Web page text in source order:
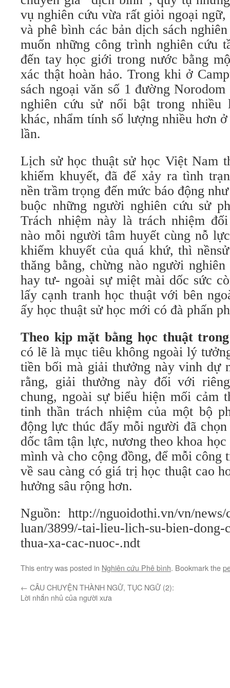
vụ nghiên cứu vừa rất giỏi ngoại
và phê bình các bản dịch sách
muốn những công trình nghiên cứu
đến tay học giới trong nước bằng
xác thật hoàn hảo. Trong khi ở
sách ngoại văn số 1 đường Norodom
nghiên cứu sử nổi bật trong nhiều
khác, nhẩm tính số lượng nhiều hơn
lần.
Lịch sử học thuật sử học Việt Nam
khiếm khuyết, đã để xảy ra tình
nền trầm trọng đến mức báo động
buộc những người nghiên cứu sử
Trách nhiệm này là trách nhiệm
nào mỗi người tâm huyết cùng nỗ
khiếm khuyết của quá khứ, thì
thăng bằng, chừng nào người
hay tư- ngoài sự miệt mài dốc sức
lấy cạnh tranh học thuật với bên
ấy học thuật sử học mới có đà phấn
Theo kịp mặt bằng học thuật
có lẽ là mục tiêu không ngoài lý
tiền bối mà giải thưởng này vinh dự
rằng, giải thưởng này đối với
chung, ngoài sự biểu hiện mối cảm
tinh thần trách nhiệm của một bộ
động lực thúc đẩy mỗi người đã
dốc tâm tận lực, nương theo khoa
mình và cho cộng đồng, để mỗi công
về sau càng có giá trị học thuật cao
hưởng sâu rộng hơn.
Nguồn: http://nguoidothi.vn/vn/news/
luan/3899/-tai-lieu-lich-su-bien-dong-
thua-xa-cac-nuoc-.ndt
This entry was posted in Nghiên cứu Phê bình. Bookmark the
← CÂU CHUYỆN THÀNH NGỮ, TỤC NGỮ (2):
Lời nhắn nhủ của người xưa